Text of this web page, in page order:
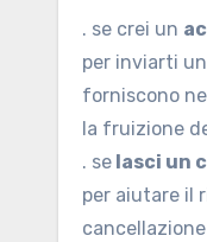
. se crei un
per inviarti
forniscono
la fruizione
. se lasci un
per aiutare il